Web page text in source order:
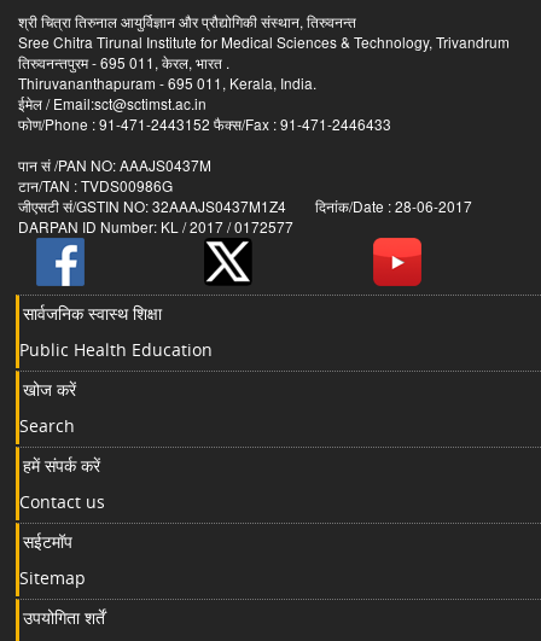
श्री चित्रा तिरुनाल आयुर्विज्ञान और प्रौद्योगिकी संस्थान, तिरुवनन्त
Sree Chitra Tirunal Institute for Medical Sciences & Technology, Trivandrum
तिरुवनन्तपुरम - 695 011, केरल, भारत .
Thiruvananthapuram - 695 011, Kerala, India.
ईमेल / Email:sct@sctimst.ac.in
फोण/Phone : 91-471-2443152 फैक्स/Fax : 91-471-2446433
पान सं /PAN NO: AAAJS0437M
टान/TAN : TVDS00986G
जीएसटी सं/GSTIN NO: 32AAAJS0437M1Z4 दिनांक/Date : 28-06-2017
DARPAN ID Number: KL / 2017 / 0172577
सार्वजनिक स्वास्थ शिक्षा
Public Health Education
खोज करें
Search
हमें संपर्क करें
Contact us
सईटमॉप
Sitemap
उपयोगिता शर्तें